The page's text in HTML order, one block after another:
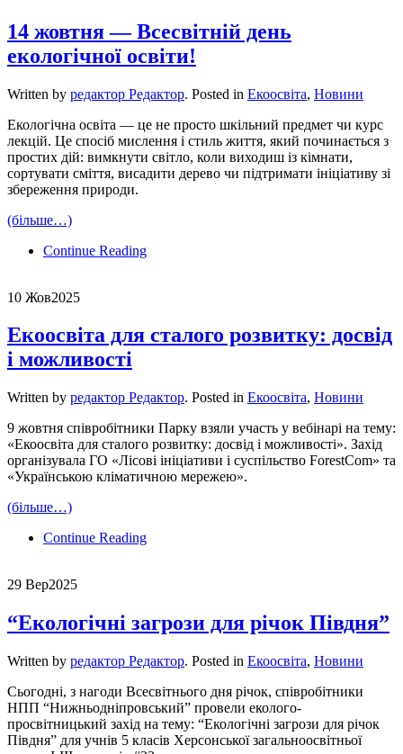
14 жовтня — Всесвітній день
екологічної освіти!
Written by редактор Редактор. Posted in Екоосвіта, Новини
Екологічна освіта — це не просто шкільний предмет чи курс
лекцій. Це спосіб мислення і стиль життя, який починається з
простих дій: вимкнути світло, коли виходиш із кімнати,
сортувати сміття, висадити дерево чи підтримати ініціативу зі
збереження природи.
(більше…)
Continue Reading
10 Жов2025
Екоосвіта для сталого розвитку: досвід
і можливості
Written by редактор Редактор. Posted in Екоосвіта, Новини
9 жовтня співробітники Парку взяли участь у вебінарі на тему:
«Екоосвіта для сталого розвитку: досвід і можливості». Захід
організувала ГО «Лісові ініціативи і суспільство ForestCom» та
«Українською кліматичною мережею».
(більше…)
Continue Reading
29 Вер2025
“Екологічні загрози для річок Півдня”
Written by редактор Редактор. Posted in Екоосвіта, Новини
Сьогодні, з нагоди Всесвітнього дня річок, співробітники
НПП “Нижньодніпровський” провели еколого-
просвітницький захід на тему: “Екологічні загрози для річок
Півдня” для учнів 5 класів Херсонської загальноосвітньої